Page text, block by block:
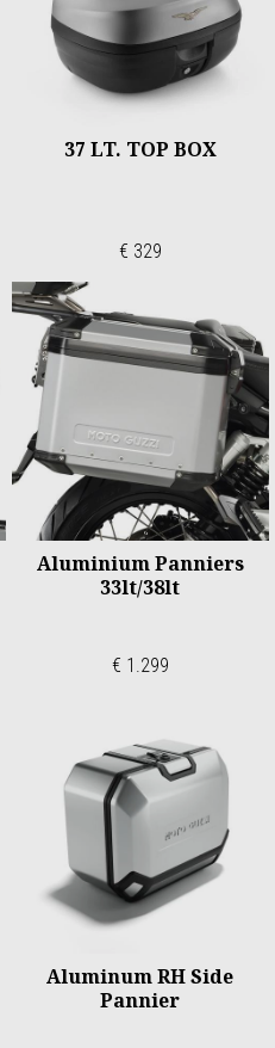
37 LT. TOP BOX
€ 329
Aluminium Panniers
33lt/38lt
€ 1.299
Aluminum RH Side
Pannier